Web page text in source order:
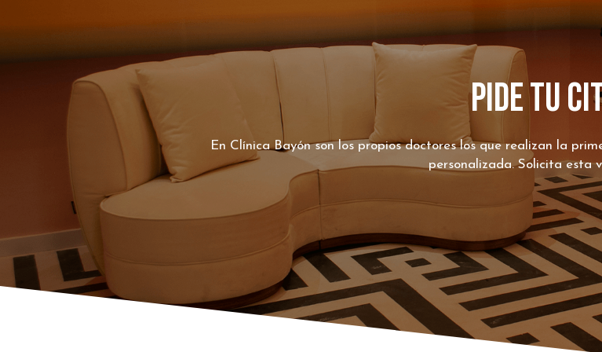
pide tu
En Clínica Bayón son los propios doctores los que realizan la
personalizada. Solicita esta